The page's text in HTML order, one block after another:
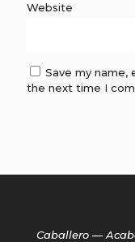
Website
Save my name,
the next time I
Caballero —